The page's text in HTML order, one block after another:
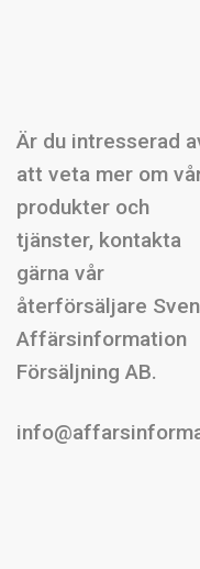
Är du intresserad
att veta mer om
produkter och
tjänster, kontakta
gärna vår
återförsäljare
Affärsinformation
Försäljning AB.